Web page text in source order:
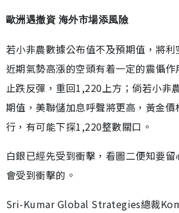
歐洲遇撤資 海外市場添風險
若小非農數據公布值不及預期值，將
近期氣勢高漲的空頭有着一定的震懾
止跌反彈，重回1,220上方；倘若小非
期值，美聯儲加息呼聲將更高，黃金價
行，有可能下探1,220整數關口。
白銀已經先受到衝擊，看圖二便知要
會受到衝擊的。
Sri-Kumar Global Strategies總裁